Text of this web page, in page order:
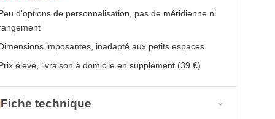
d'options de personnalisation, pas de méridienne ni
imposantes, inadapté aux petits espaces
élevé, livraison à domicile en supplément (39 €)
Fiche technique